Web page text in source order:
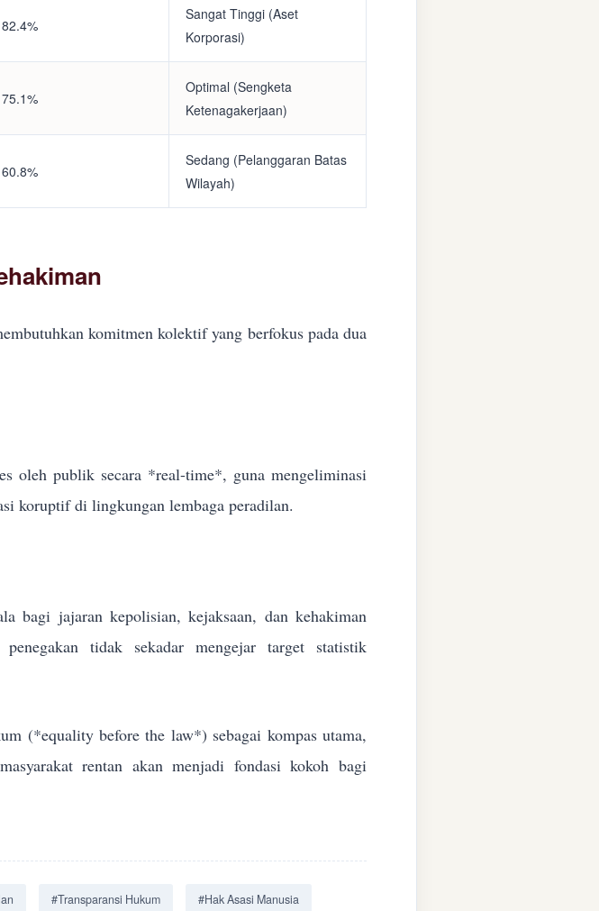
82.4%
Sangat Tinggi (Aset
Korporasi)
75.1%
Optimal (Sengketa
Ketenagakerjaan)
60.8%
Sedang (Pelanggaran Batas
Wilayah)
komitmen kolektif yang berfokus pada dua
oleh publik secara *real-time*, guna mengeliminasi
koruptif di lingkungan lembaga peradilan.
bagi jajaran kepolisian, kejaksaan, dan kehakiman
tidak sekadar mengejar target statistik
(*equality before the law*) sebagai kompas utama,
rentan akan menjadi fondasi kokoh bagi
#Transparansi Hukum #Hak Asasi Manusia